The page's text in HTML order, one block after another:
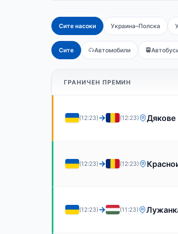
Сите насоки Украина–Полска
Сите Автомобили
ГРАНИЧЕН ПРЕМИН
(12:23) → (12:23) Дякове
(12:23) → (12:23)
(12:23) → (11:23)